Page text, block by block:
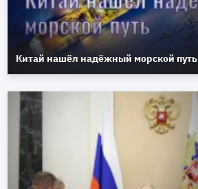
Китай нашёл надёжный морской путь